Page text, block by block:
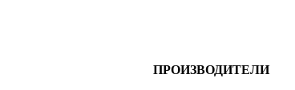
ПРОИЗВОДИТЕЛИ